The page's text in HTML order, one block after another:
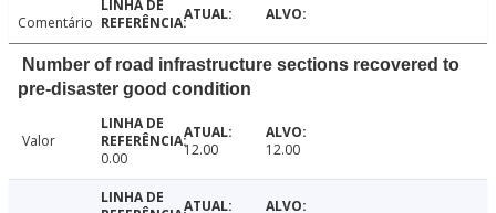
Comentário
Number of road infrastructure sections recovered to
pre-disaster good condition
Valor
0.00
12.00 12.00